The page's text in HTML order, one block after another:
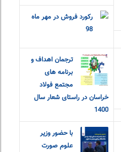
رکورد فروش در مهر ماه
98
ترجمان اهداف و
برنامه های
مجتمع فولاد
خراسان در راستای شعار سال
1400
با حضور وزیر
علوم صورت